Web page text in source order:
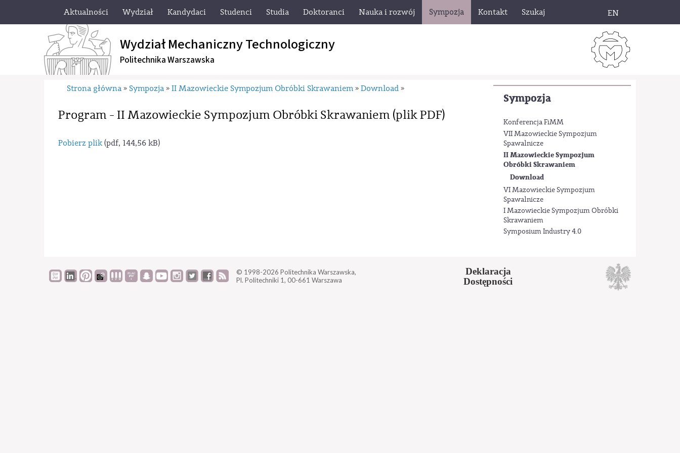
Aktualności Wydział Kandydaci Studenci Studia Doktoranci Nauka i rozwój Sympozja Kontakt Szukaj EN
Wydział Mechaniczny Technologiczny
Politechnika Warszawska
Sympozja
Konferencja FiMM
VII Mazowieckie Sympozjum
Spawalnicze
II Mazowieckie Sympozjum
Obróbki Skrawaniem
Download
VI Mazowieckie Sympozjum
Spawalnicze
I Mazowieckie Sympozjum Obróbki
Skrawaniem
Symposium Industry 4.0
Strona główna » Sympozja » II Mazowieckie Sympozjum Obróbki Skrawaniem » Download »
Program - II Mazowieckie Sympozjum Obróbki Skrawaniem (plik PDF)
Pobierz plik(pdf, 144,56 kB)
© 1998-2026 Politechnika Warszawska,
Pl. Politechniki 1, 00-661 Warszawa
Deklaracja
Dostępności